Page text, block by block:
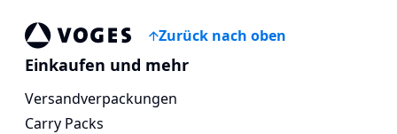
Vogespackaging
Zurück nach oben
Einkaufen und mehr
Versandverpackungen
Carry Packs